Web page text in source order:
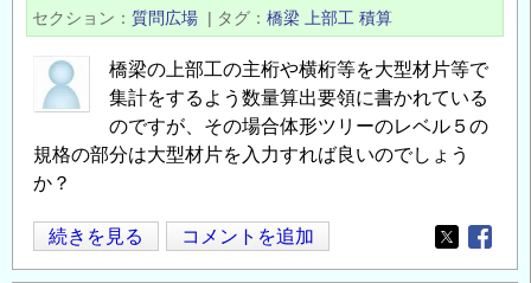
セクション
質問広場 | タグ 橋梁 上部工 積算
橋梁の上部工の主桁や横桁等を大型材片等で
集計をするよう数量算出要領に書かれている
のですが、その場合体形ツリーのレベル５の
規格の部分は大型材片を入力すれば良いのでしょう
か？
上
部
続きを見る コメントを追加
Opens in